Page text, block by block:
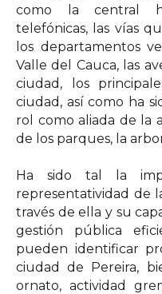
como la central
telefónicas, las vías
los departamentos
Valle del Cauca, las
ciudad, los
ciudad, así como ha
rol como aliada de la
de los parques, la
Ha sido tal la
representatividad de
través de ella y su
gestión pública
pueden identificar
ciudad de Pereira,
ornato, actividad